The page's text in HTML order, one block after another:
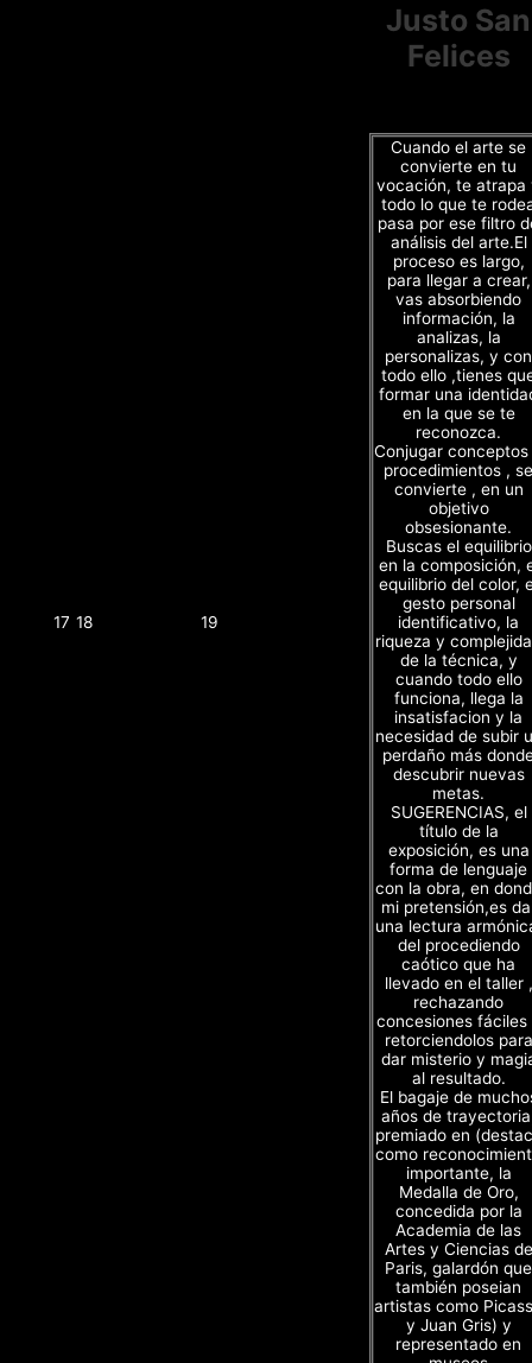
17 18 19
Justo San
Felices
Cuando el arte se
convierte en tu
vocación, te atrapa
todo lo que te
pasa por ese filtro
análisis del arte.El
proceso es largo,
para llegar a crear,
vas absorbiendo
información, la
analizas, la
personalizas, y con
todo ello ,tienes
formar una
en la que se te
reconozca.
Conjugar
procedimientos , se
convierte , en un
objetivo
obsesionante.
Buscas el equilibrio
en la composición,
equilibrio del color,
gesto personal
identificativo, la
riqueza y
de la técnica, y
cuando todo ello
funciona, llega la
insatisfacion y la
necesidad de subir
perdaño más
descubrir nuevas
metas.
SUGERENCIAS, el
título de la
exposición, es una
forma de lenguaje
con la obra, en
mi pretensión,es
una lectura
del procediendo
caótico que ha
llevado en el taller ,
rechazando
concesiones fáciles
retorciendolos para
dar misterio y
al resultado.
El bagaje de
años de
premiado en
como
importante, la
Medalla de Oro,
concedida por la
Academia de las
Artes y Ciencias de
Paris, galardón que
también poseian
artistas como
y Juan Gris) y
representado en